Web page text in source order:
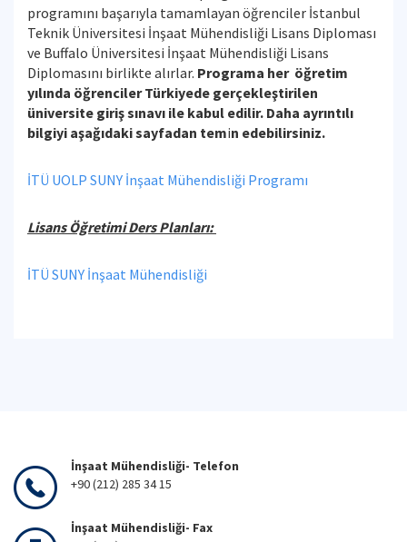
programını başarıyla tamamlayan öğrenciler İstanbul
Teknik Üniversitesi İnşaat Mühendisliği Lisans Diploması
ve Buffalo Üniversitesi İnşaat Mühendisliği Lisans
Diplomasını birlikte alırlar. Programa her öğretim
yılında öğrenciler Türkiyede gerçekleştirilen
üniversite giriş sınavı ile kabul edilir. Daha ayrıntılı
bilgiyi aşağıdaki sayfadan temin edebilirsiniz.
İTÜ UOLP SUNY İnşaat Mühendisliği Programı
Lisans Öğretimi Ders Planları:
İTÜ SUNY İnşaat Mühendisliği
İnşaat Mühendisliği- Telefon
+90 (212) 285 34 15
İnşaat Mühendisliği- Fax